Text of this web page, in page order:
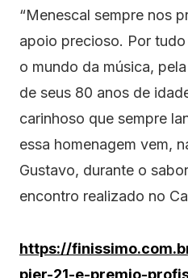
“Menescal sempre nos
apoio precioso. Por
o mundo da música,
de seus 80 anos de
carinhoso que sempre
essa homenagem vem,
Gustavo, durante o
encontro realizado no
https://
pier-21-e-premio-